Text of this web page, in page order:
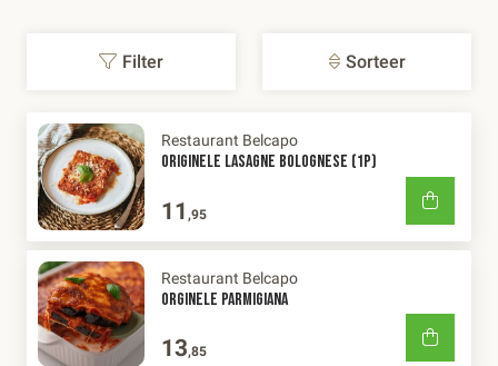
Filter Sorteer
Restaurant Belcapo
ORIGINELE LASAGNE BOLOGNESE (1P)
11 ,95
Restaurant Belcapo
ORGINELE PARMIGIANA
13,85